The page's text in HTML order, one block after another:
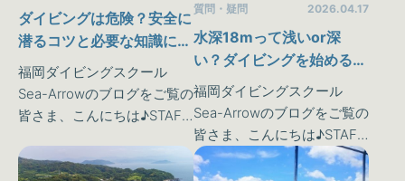
ダイビングは危険？安全に
潜るコツと必要な知識につ
いて知っておきましょう
(^^
福岡ダイビングスクール
Sea-Arrowのブログをご覧の
皆さま、こんにちは♪STAFF
過ぎ、GWが近づいてきまし
質問・疑問 2026.04.17
水深18mって浅いor深
い？ダイビングを始める時
の気になるこの疑問にお答
えします(^^
福岡ダイビングスクール
Sea-Arrowのブログをご覧の
皆さま、こんにちは♪STAFF
の矢澤です(^^お久しぶりな
ブログになってしまいまし